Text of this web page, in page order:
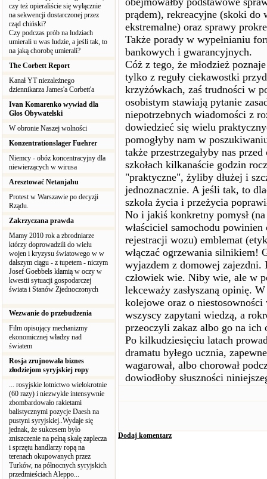
czy też opieraliście się wyłącznie
na sekwencji dostarczonej przez
rząd chiński?
Czy podczas prób na ludziach
umierali u was ludzie, a jeśli tak, to
na jaką chorobę umierali?
The Corbett Report
Kanał YT niezależnego
dziennikarza James'a Corbett'a
Ivan Komarenko wywiad dla
Głos Obywatelski
W obronie Naszej wolności
Konzentrationslager Fuehrer
Niemcy - obóz koncentracyjny dla
niewierzących w wirusa
Aresztować Netanjahu
Protest w Warszawie po decyzji
Rządu.
Zakrzyczana prawda
Mamy 2010 rok a zbrodniarze
którzy doprowadzili do wielu
wojen i kryzysu światowego w w
dalszym ciągu - z tupetem - niczym
Josef Goebbels kłamią w oczy w
kwestii sytuacji gospodarczej
świata i Stanów Zjednoczonych
Wezwanie do przebudzenia
Film opisujący mechanizmy
ekonomicznej władzy nad
światem
Rosja zrujnowała biznes
złodziejom syryjskiej ropy
... rosyjskie lotnictwo wielokrotnie
(60 razy) i niezwykle intensywnie
zbombardowało rakietami
balistycznymi pozycje Daesh na
pustyni syryjskiej..Wydaje się
jednak, że sukcesem było
zniszczenie na pełną skalę zaplecza
i sprzętu handlarzy ropą na
terenach okupowanych przez
Turków, na północnych syryjskich
przedmieściach Aleppo...
prądem), rekreacyjne (skoki
ekstremalne) oraz sprawy
Także porady w wypełnianiu
bankowych i gwarancyjnych.
Cóż z tego, że młodzież
tylko z reguły ciekawostki
krzyżówkach, zaś trudności w
osobistym stawiają pytanie
niepotrzebnych wiadomości z
dowiedzieć się wielu
pomogłyby nam w
także przestrzegałyby nas
szkołach kilkanaście godzin
"praktyczne", żyliby dłużej i
jednoznacznie. A jeśli tak, to
szkoła życia i przeżycia
No i jakiś konkretny pomysł
właściciel samochodu
rejestracji wozu) emblemat
włączać ogrzewania silnikiem!
wyjazdem z domowej zajezdni.
człowiek wie. Niby wie, ale w
lekceważy zasłyszaną opinię.
kolejowe oraz o niestosowności
wszyscy zapytani wiedzą, a
przeoczyli zakaz albo go na ich
Po kilkudziesięciu latach
dramatu byłego ucznia,
wagarował, albo chorował
dowiodłoby słuszności
Dodaj komentarz